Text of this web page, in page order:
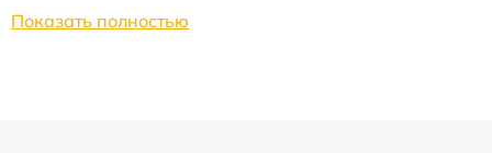
Показать полностью